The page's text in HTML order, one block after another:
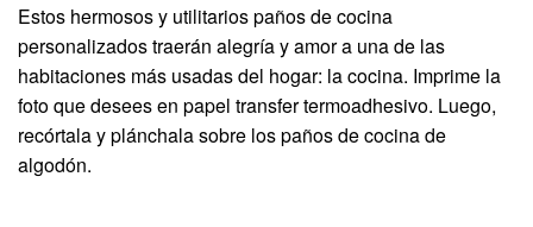
Estos hermosos y utilitarios paños de cocina
personalizados traerán alegría y amor a una de las
habitaciones más usadas del hogar: la cocina. Imprime la
foto que desees en papel transfer termoadhesivo. Luego,
recórtala y plánchala sobre los paños de cocina de
algodón.